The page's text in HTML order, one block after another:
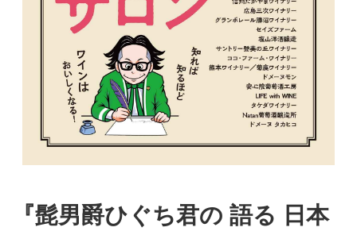
『髭男爵ひぐち君の 語る 日本